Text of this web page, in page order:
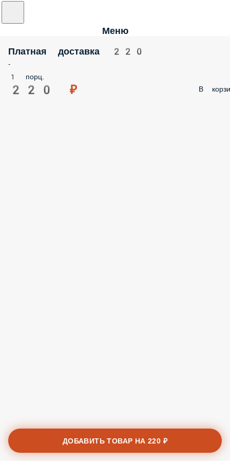
Меню
Платная доставка 220
-
1 порц.
220 ₽ В
ДОБАВИТЬ ТОВАР НА220 ₽